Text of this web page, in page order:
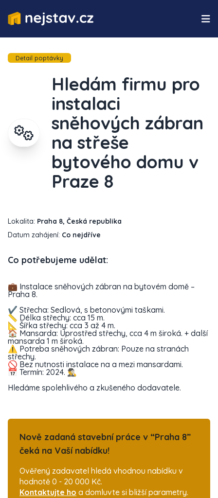
Detail poptávky
Hledám firmu pro
instalaci
sněhových zábran
na střeše
bytového domu v
Praze 8
Lokalita: Praha 8, Česká republika
Datum zahájení: Co nejdříve
Co potřebujeme udělat:
💼 Instalace sněhových zábran na bytovém domě –
Praha 8.
✔️ Střecha: Sedlová, s betonovými taškami.
📏 Délka střechy: cca 15 m.
📐 Šířka střechy: cca 3 až 4 m.
🏠 Mansarda: Uprostřed střechy, cca 4 m široká. + další
mansarda 1 m široká.
⚠️ Potreba sněhových zábran: Pouze na stranách
střechy.
🚫 Bez nutnosti instalace na a mezi mansardami.
📅 Termín: 2024. 🕵️‍♂️
Hledáme spolehlivého a zkušeného dodavatele.
Nově zadaná stavební práce v “Praha 8”
čeká na Vaší nabídku!
Ověřený zadavatel hledá vhodnou nabídku v
hodnotě 0 - 20 000 Kč.
Kontaktujte ho a domluvte si bližší parametry.